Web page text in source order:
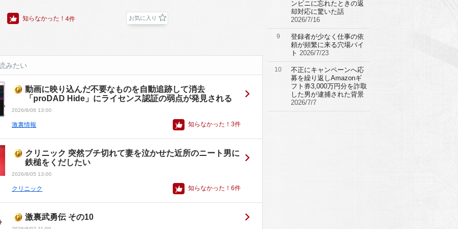
知らなかった！ 4件 お気に入り
みたい
動画に映り込んだ不要なものを自動追跡して消去
「proDAD Hide」にライセンス認証の弱点が発見される
2026/8/06 13:00
激裏情報 知らなかった！ 3件
クリニック 突然ブチ切れて妻を泣かせた近所のニート男に
鉄槌をくだしたい
2026/8/05 13:00
クリニック 知らなかった！ 6件
激裏武勇伝 その10
ンビニに忘れたときの返
却対応に驚いた話
2026/7/16
9
登録者が少なく仕事の依
頼が頻繁に来る穴場バイ
ト 2026/7/23
10
不正にキャンペーンへ応
募を繰り返しAmazonギ
フト券3,000万円分を詐取
した男が逮捕された背景
2026/7/7